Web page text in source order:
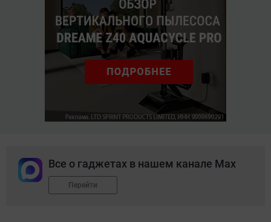
Все о гаджетах в нашем канале Max
Перейти